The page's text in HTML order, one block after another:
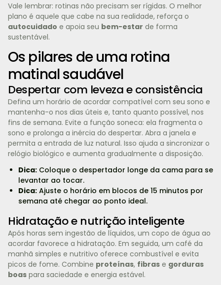
Vale lembrar: rotinas não precisam ser rígidas. O melhor
plano é aquele que cabe na sua realidade, reforça o
autocuidado e apoia seu bem-estar de forma
sustentável.
Os pilares de uma rotina
matinal saudável
Despertar com leveza e consistência
Defina um horário de acordar compatível com seu sono e
mantenha-o nos dias úteis e, tanto quanto possível, nos
fins de semana. Evite a função soneca: ela fragmenta o
sono e prolonga a inércia do despertar. Abra a janela e
permita a entrada de luz natural. Isso ajuda a sincronizar o
relógio biológico e aumenta gradualmente a disposição.
Dica:Coloque o despertador longe da cama para se
levantar ao tocar.
Dica:Ajuste o horário em blocos de 15 minutos por
semana até chegar ao ponto ideal.
Hidratação e nutrição inteligente
Após horas sem ingestão de líquidos, um copo de água ao
acordar favorece a hidratação. Em seguida, um café da
manhã simples e nutritivo oferece combustível e evita
picos de fome. Combine proteínas, fibras e gorduras
boas para saciedade e energia estável.